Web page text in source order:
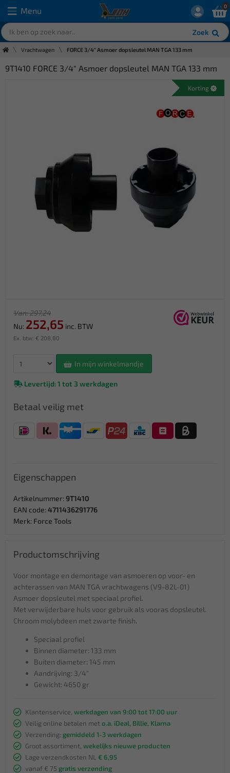
Menu
Zoek
0
Vrachtwagen FORCE 3/4" Asmoer dopsleutel MAN TGA 133 mm
9T1410 FORCE 3/4" Asmoer dopsleutel MAN TGA 133 mm
Korting
Van: 297,24
Nu: 252,65 inc. BTW
Ex. btw: € 208,80
In mijn winkelmandje
Levertijd: 1 tot 3 werkdagen
Betaal veilig met
Eigenschappen
Artikelnummer: 9T1410
EAN code: 4711436291776
Merk: Force Tools
Productomschrijving
Voor montage en demontage van asmoeren op voor- en
achterassen van MAN TGA vrachtwagens (V9-82L-01)
Asmoer dopsleutel met speciaal profiel.
Met verwijderbare huls voor gebruik als vooras dopsleutel.
Chroom molybdeen met zwarte finish.
Speciaal profiel
Binnen diameter: 133 mm
Buiten diameter: 145 mm
Aandrijving: 3/4"
Gewicht: 4650 gr
Klantenservice, werkdagen van 9:00 tot 17:00 uur
Veilig online betalen met o.a. iDeal, Billie, Klarna
Verzending: gemiddeld 1-3 werkdagen
Groot assortiment, wekelijks nieuwe producten
Lage verzendkosten NL € 6,95
vanaf € 75 gratis verzending